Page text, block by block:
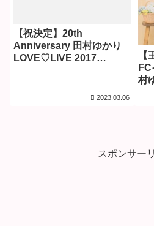
【祝決定】20th
Anniversary 田村ゆかり
LOVE♡LIVE 2017
2023.03.06
村
スポンサー